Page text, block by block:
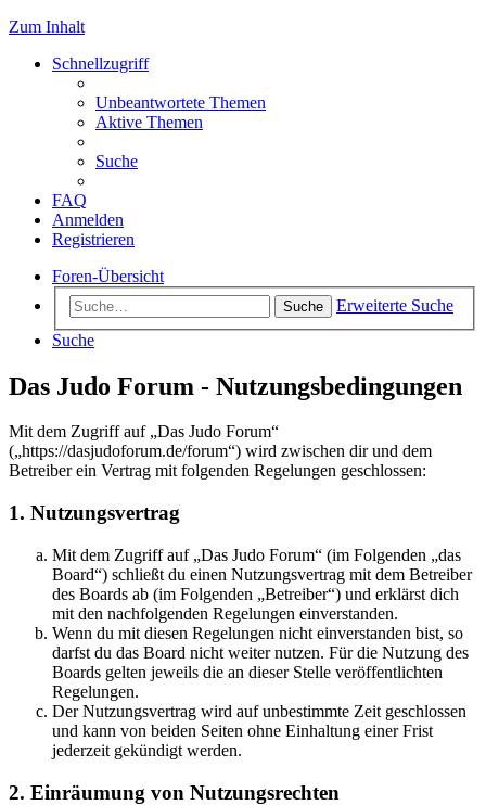
Zum Inhalt
Schnellzugriff
Unbeantwortete Themen
Aktive Themen
Suche
FAQ
Anmelden
Registrieren
Foren-Übersicht
Suche
Erweiterte Suche
Suche
Das Judo Forum - Nutzungsbedingungen
Mit dem Zugriff auf „Das Judo Forum“
(„https://dasjudoforum.de/forum“) wird zwischen dir und dem
Betreiber ein Vertrag mit folgenden Regelungen geschlossen:
1. Nutzungsvertrag
Mit dem Zugriff auf „Das Judo Forum“ (im Folgenden „das
Board“) schließt du einen Nutzungsvertrag mit dem Betreiber
des Boards ab (im Folgenden „Betreiber“) und erklärst dich
mit den nachfolgenden Regelungen einverstanden.
Wenn du mit diesen Regelungen nicht einverstanden bist, so
darfst du das Board nicht weiter nutzen. Für die Nutzung des
Boards gelten jeweils die an dieser Stelle veröffentlichten
Regelungen.
Der Nutzungsvertrag wird auf unbestimmte Zeit geschlossen
und kann von beiden Seiten ohne Einhaltung einer Frist
jederzeit gekündigt werden.
2. Einräumung von Nutzungsrechten